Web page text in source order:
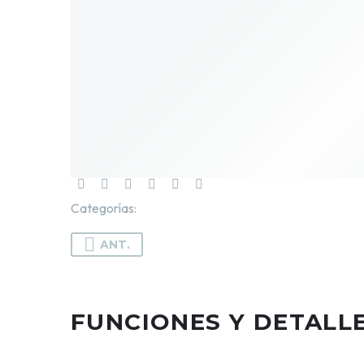
Categorías:
ANT.
FUNCIONES Y